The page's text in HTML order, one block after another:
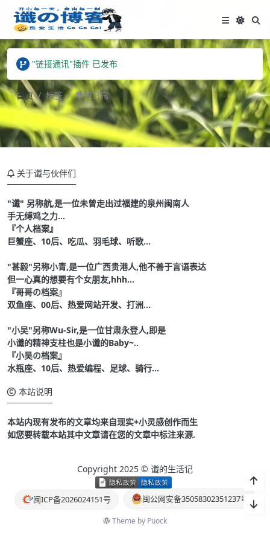
站点已更名为"谶的生活记"
Hank - 谶的生活记 订阅APP上线
"链接通讯"插件 已发布
站点已更名为"谶的生活记"
Hank - 谶的生活记 订阅APP上线
首页 标签 学生日常
关于谶与伙伴们
"谶" 另称航,是一位未曾走出过福建的泉州闽南人
手无缚鸡之力...
『个人档案』
巨蟹座、10后、吃瓜、羽毛球、听歌...
"甚毅"另称小青,是一位广西贵港人,他不善于言语表达
但一心真的想要有个女朋友,hhh...
『哥哥の档案』
双鱼座、00后、热爱网站开发、打洲...
"小吴"另称Wu-Sir,是一位甘肃永登人,即是
小谶的精神支柱也是小谶的Baby~..
『小吴の档案』
水瓶座、10后、热爱编程、足球、骑行...
本站说明
本站内现有发布的文章均来自现实+小灵感创作而生
如您要转载本站其中文章请在您的文章中标注来源.
Copyright 2025 © 谶的生活记
闽ICP备2026024151号 闽公网安备35058302351237号
Theme by Puock